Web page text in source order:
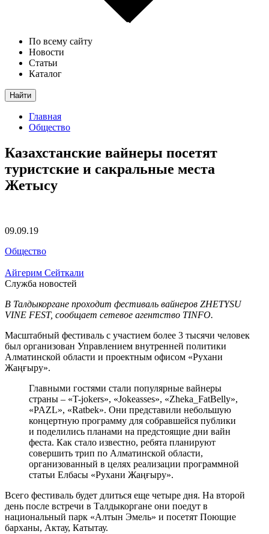
По всему сайту
Новости
Статьи
Каталог
Найти
Главная
Общество
Казахстанские вайнеры посетят
туристские и сакральные места
Жетысу
09.09.19
Общество
Айгерим Сейткали
Служба новостей
В Талдыкоргане проходит фестиваль вайнеров ZHETYSU
VINE FEST, сообщает сетевое агентство TINFO.
Масштабный фестиваль с участием более 3 тысячи человек
был организован Управлением внутренней политики
Алматинской области и проектным офисом «Рухани
Жаңғыру».
Главными гостями стали популярные вайнеры
страны – «T-jokers», «Jokeasses», «Zheka_FatBelly»,
«PAZL», «Ratbek». Они представили небольшую
концертную программу для собравшейся публики
и поделились планами на предстоящие дни вайн
феста. Как стало известно, ребята планируют
совершить трип по Алматинской области,
организованный в целях реализации программной
статьи Елбасы «Рухани Жаңғыру».
Всего фестиваль будет длиться еще четыре дня. На второй
день после встречи в Талдыкоргане они поедут в
национальный парк «Алтын Эмель» и посетят Поющие
барханы, Актау, Катытау.